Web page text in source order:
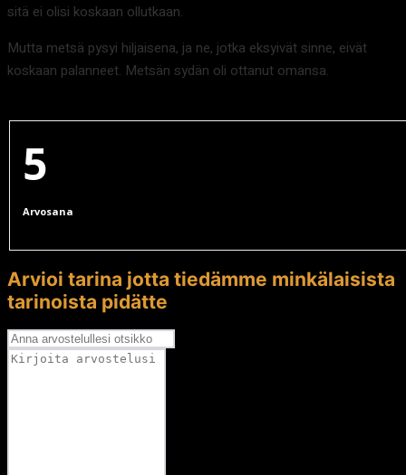
sitä ei olisi koskaan ollutkaan.
Mutta metsä pysyi hiljaisena, ja ne, jotka eksyivät sinne, eivät
koskaan palanneet. Metsän sydän oli ottanut omansa.
5
Arvosana
Arvioi tarina jotta tiedämme minkälaisista
tarinoista pidätte